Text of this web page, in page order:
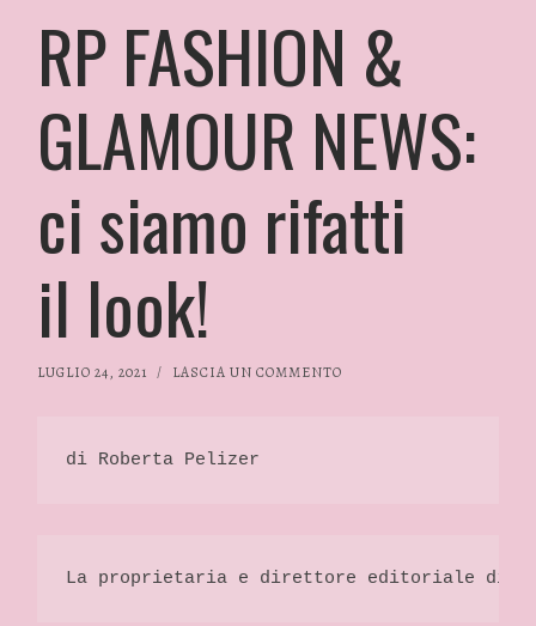
RP FASHION &
GLAMOUR NEWS:
ci siamo rifatti
il look!
LUGLIO 24, 2021 / LASCIA UN COMMENTO
di Roberta Pelizer
La proprietaria e direttore editoriale di